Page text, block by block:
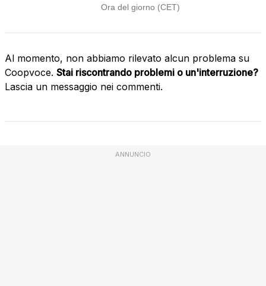
Al momento, non abbiamo rilevato alcun problema su
Coopvoce. Stai riscontrando problemi o un'interruzione?
Lascia un messaggio nei commenti.
ANNUNCIO